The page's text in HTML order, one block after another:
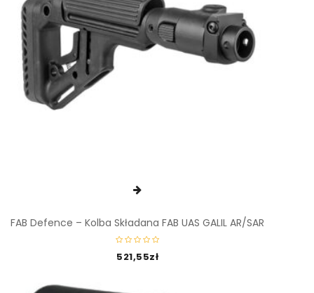
FAB Defence – Kolba Składana FAB UAS GALIL AR/SAR
521,55zł